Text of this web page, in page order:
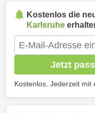
Kostenlos die
Karlsruhe
Jetzt
Kostenlos. Jederzeit mit